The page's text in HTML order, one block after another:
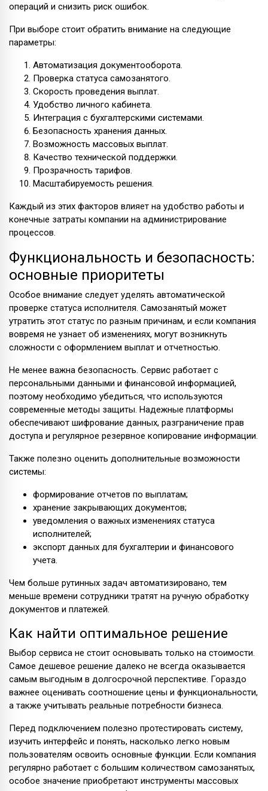
операций и снизить риск ошибок.
При выборе стоит обратить внимание на следующие
параметры:
Автоматизация документооборота.
Проверка статуса самозанятого.
Скорость проведения выплат.
Удобство личного кабинета.
Интеграция с бухгалтерскими системами.
Безопасность хранения данных.
Возможность массовых выплат.
Качество технической поддержки.
Прозрачность тарифов.
Масштабируемость решения.
Каждый из этих факторов влияет на удобство работы и
конечные затраты компании на администрирование
процессов.
Функциональность и безопасность:
основные приоритеты
Особое внимание следует уделять автоматической
проверке статуса исполнителя. Самозанятый может
утратить этот статус по разным причинам, и если компания
вовремя не узнает об изменениях, могут возникнуть
сложности с оформлением выплат и отчетностью.
Не менее важна безопасность. Сервис работает с
персональными данными и финансовой информацией,
поэтому необходимо убедиться, что используются
современные методы защиты. Надежные платформы
обеспечивают шифрование данных, разграничение прав
доступа и регулярное резервное копирование информации.
Также полезно оценить дополнительные возможности
системы:
формирование отчетов по выплатам;
хранение закрывающих документов;
уведомления о важных изменениях статуса
исполнителей;
экспорт данных для бухгалтерии и финансового
учета.
Чем больше рутинных задач автоматизировано, тем
меньше времени сотрудники тратят на ручную обработку
документов и платежей.
Как найти оптимальное решение
Выбор сервиса не стоит основывать только на стоимости.
Самое дешевое решение далеко не всегда оказывается
самым выгодным в долгосрочной перспективе. Гораздо
важнее оценивать соотношение цены и функциональности,
а также учитывать реальные потребности бизнеса.
Перед подключением полезно протестировать систему,
изучить интерфейс и понять, насколько легко новым
пользователям освоить основные функции. Если компания
регулярно работает с большим количеством самозанятых,
особое значение приобретают инструменты массовых